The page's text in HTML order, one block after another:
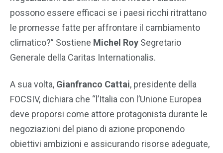
possono essere efficaci se i paesi ricchi ritrattano
le promesse fatte per affrontare il cambiamento
climatico?” Sostiene Michel Roy Segretario
Generale della Caritas Internationalis.
A sua volta, Gianfranco Cattai, presidente della
FOCSIV, dichiara che “l’Italia con l’Unione Europea
deve proporsi come attore protagonista durante le
negoziazioni del piano di azione proponendo
obiettivi ambizioni e assicurando risorse adeguate,